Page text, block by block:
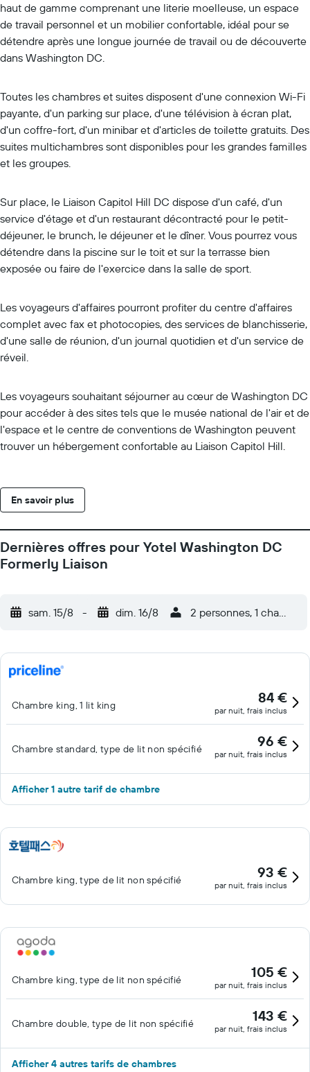
haut de gamme comprenant une literie moelleuse, un espace
de travail personnel et un mobilier confortable, idéal pour se
détendre après une longue journée de travail ou de découverte
dans Washington DC.
Toutes les chambres et suites disposent d'une connexion Wi-Fi
payante, d'un parking sur place, d'une télévision à écran plat,
d'un coffre-fort, d'un minibar et d'articles de toilette gratuits. Des
suites multichambres sont disponibles pour les grandes familles
et les groupes.
Sur place, le Liaison Capitol Hill DC dispose d'un café, d'un
service d'étage et d'un restaurant décontracté pour le petit-
déjeuner, le brunch, le déjeuner et le dîner. Vous pourrez vous
détendre dans la piscine sur le toit et sur la terrasse bien
exposée ou faire de l'exercice dans la salle de sport.
Les voyageurs d'affaires pourront profiter du centre d'affaires
complet avec fax et photocopies, des services de blanchisserie,
d'une salle de réunion, d'un journal quotidien et d'un service de
réveil.
Les voyageurs souhaitant séjourner au cœur de Washington DC
pour accéder à des sites tels que le musée national de l'air et de
l'espace et le centre de conventions de Washington peuvent
trouver un hébergement confortable au Liaison Capitol Hill.
En savoir plus
Dernières offres pour Yotel Washington DC
Formerly Liaison
sam. 15/8 - dim. 16/8 2 personnes, 1 chambre
Chambre king, 1 lit king 84 €
par nuit, frais inclus
Chambre standard, type de lit non spécifié 96 €
par nuit, frais inclus
Afficher 1 autre tarif de chambre
Chambre king, type de lit non spécifié 93 €
par nuit, frais inclus
Chambre king, type de lit non spécifié 105 €
par nuit, frais inclus
Chambre double, type de lit non spécifié 143 €
par nuit, frais inclus
Afficher 4 autres tarifs de chambres